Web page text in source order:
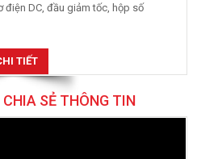
DC, đầu giảm tốc, hộp số
TIẾT
CHIA SẺ THÔNG TIN